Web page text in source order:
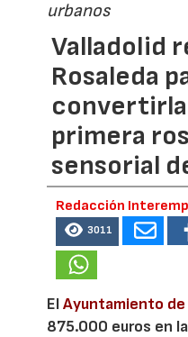
urbanos
Valladolid
Rosaleda
convertirla
primera
sensorial
Redacción
3011
ElAyuntamiento de
875.000 euros en